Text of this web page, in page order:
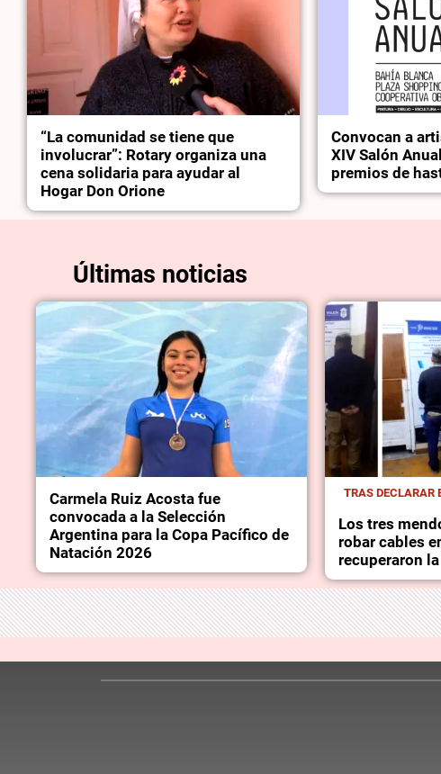
“La comunidad se tiene que
involucrar”: Rotary organiza una
cena solidaria para ayudar al
Hogar Don Orione
Convocan a
XIV Salón
premios de
Últimas noticias
Carmela Ruiz Acosta fue
convocada a la Selección
Argentina para la Copa Pacífico de
Natación 2026
TRAS DECLARAR
Los tres
robar cables
recuperaron